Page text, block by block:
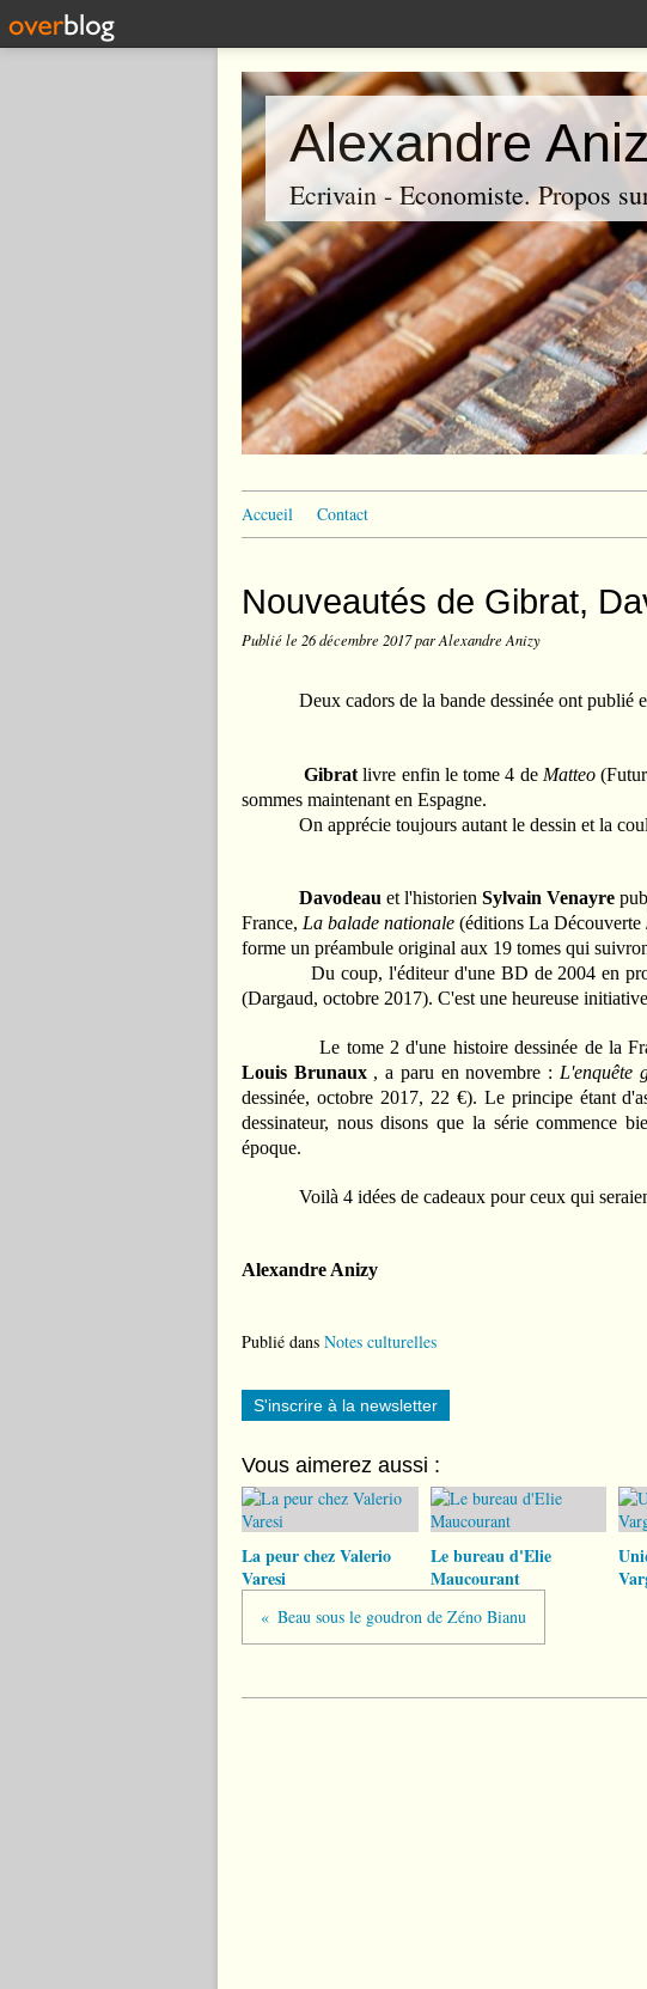
Alexandre
Ecrivain - Economiste. Propos
Accueil Contact
Nouveautés de Gibrat,
Publié le 26 décembre 2017par Alexandre Anizy
Deux cadors de la bande dessinée ont publié
Gibratlivre enfin le tome 4 de Matteo
sommes maintenant en Espagne.
On apprécie toujours autant le dessin et la
Davodeau et l'historien Sylvain Venayre
France, La balade nationale (éditions La Découverte
forme un préambule original aux 19 tomes qui
Du coup, l'éditeur d'une BD de 2004 en
(Dargaud, octobre 2017). C'est une heureuse
Le tome 2 d'une histoire dessinée de la
Louis Brunaux, a paru en novembre : L'enquête
dessinée, octobre 2017, 22 €). Le principe étant
dessinateur, nous disons que la série commence
époque.
Voilà 4 idées de cadeaux pour ceux qui
Alexandre Anizy
Publié dans Notes culturelles
S'inscrire à la newsletter
Vous aimerez aussi :
La peur chez Valerio
Varesi
Le bureau d'Elie
Maucourant
Beau sous le goudron de Zéno Bianu